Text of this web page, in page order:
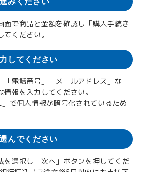
面で商品と金額を確認し「購入手続き
ください。
してください
「電話番号」「メールアドレス」な
報を入力してください。
で個人情報が暗号化されているため
んでください
を選択し「次へ」ボタンを押してくだ